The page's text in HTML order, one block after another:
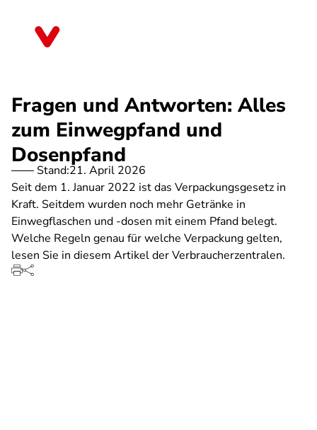
Fragen und Antworten: Alles
zum Einwegpfand und
Dosenpfand
Stand:21. April 2026
Seit dem 1. Januar 2022 ist das Verpackungsgesetz in
Kraft. Seitdem wurden noch mehr Getränke in
Einwegflaschen und -dosen mit einem Pfand belegt.
Welche Regeln genau für welche Verpackung gelten,
lesen Sie in diesem Artikel der Verbraucherzentralen.